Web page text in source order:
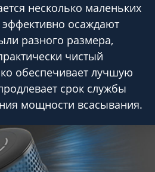
несколько маленьких
осаждают
разного размера,
чистый
обеспечивает лучшую
срок службы
мощности всасывания.